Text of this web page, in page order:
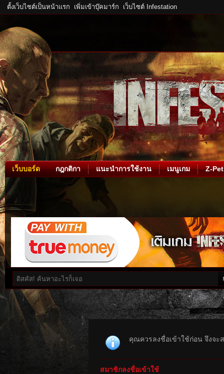
ตั้งเว็บไซต์เป็นหน้าแรก เพิ่มเข้าบุ๊คมาร์ก เว็บไซต์ Infestation
เว็บบอร์ด กฎกติกา แนะนำการใช้งาน เมนูเกม Z-Pet
คุณควรลงชื่อเข้าใช้ก่อน จึงจะ
สมาชิกลงชื่อเข้าใช้